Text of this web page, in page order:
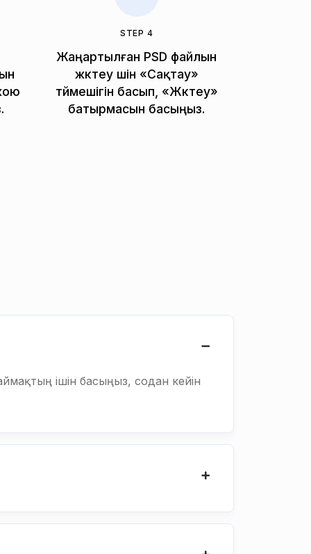
STEP 4
Жаңартылған PSD файлын
жүктеу үшін «Сақтау»
түймешігін басып, «Жүктеу»
батырмасын басыңыз.
ішін басыңыз, содан кейін